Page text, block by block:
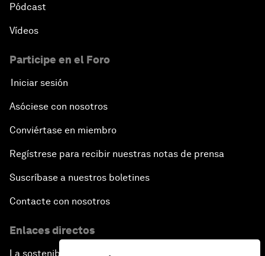
Pódcast
Vídeos
Participe en el Foro
Iniciar sesión
Asóciese con nosotros
Conviértase en miembro
Regístrese para recibir nuestras notas de prensa
Suscríbase a nuestros boletines
Contacte con nosotros
Enlaces directos
La sostenibilidad en el Foro